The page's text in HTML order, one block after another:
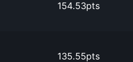
154.53pts
135.55pts